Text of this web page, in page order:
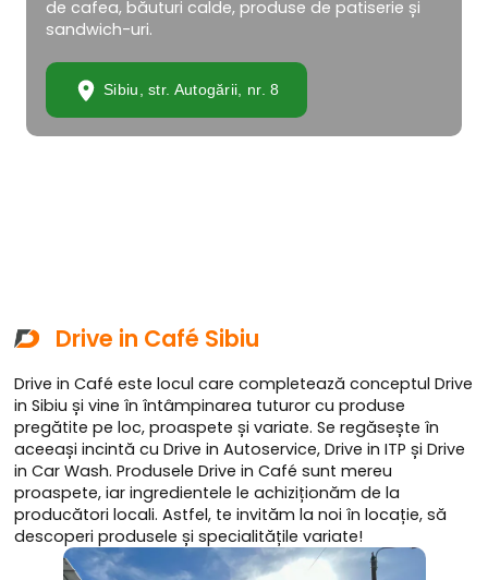
de cafea, băuturi calde, produse de patiserie și
sandwich-uri.
Sibiu, str. Autogării, nr. 8
Drive in Café Sibiu
Drive in Café este locul care completează conceptul Drive
in Sibiu și vine în întâmpinarea tuturor cu produse
pregătite pe loc, proaspete și variate. Se regăsește în
aceeași incintă cu Drive in Autoservice, Drive in ITP și Drive
in Car Wash. Produsele Drive in Café sunt mereu
proaspete, iar ingredientele le achiziționăm de la
producători locali. Astfel, te invităm la noi în locație, să
descoperi produsele și specialitățile variate!